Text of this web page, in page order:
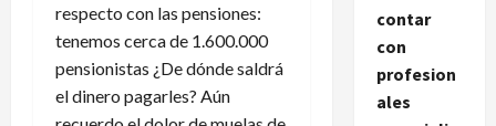
respecto con las pensiones:
tenemos cerca de 1.600.000
pensionistas ¿De dónde saldrá
el dinero pagarles? Aún
contar
con
profesion
ales